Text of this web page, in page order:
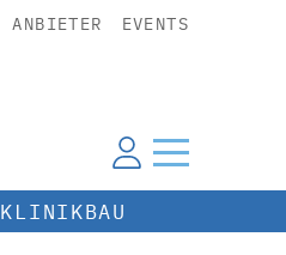
ANBIETER EVENTS
KLINIKBAU